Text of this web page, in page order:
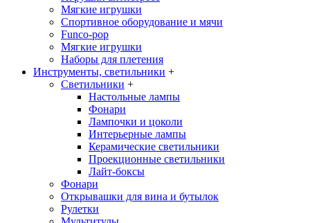
Мягкие игрушки
Спортивное оборудование и мячи
Funco-pop
Мягкие игрушки
Наборы для плетения
Инструменты, светильники +
Светильники +
Настольные лампы
Фонари
Лампочки и цоколи
Интерьерные лампы
Керамические светильники
Проекционные светильники
Лайт-боксы
Фонари
Открывашки для вина и бутылок
Рулетки